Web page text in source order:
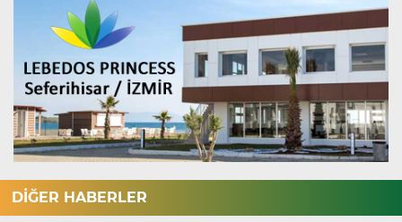
DİĞER HABERLER